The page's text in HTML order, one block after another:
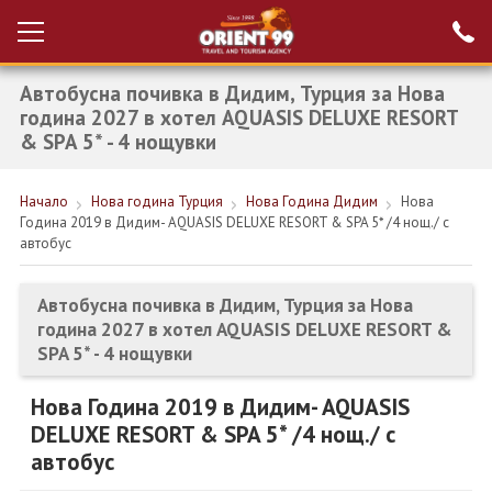
Вход за агенти
Проверка на
резервация
РАННИ ЗАПИСВАНИЯ ТУРЦИЯ
НОВА ГОДИНА ТУРЦИЯ
НОВА ГОДИНА
ПОЧИВКИ
КРУИЗИ
ЕКЗОТИКА
ЕКСКУРЗИИ
Автобусна почивка в Дидим, Турция за Нова
година 2027 в хотел AQUASIS DELUXE RESORT
& SPA 5* - 4 нощувки
Начало Нова година Турция Нова Година Дидим
Нова
Година 2019 в Дидим- AQUASIS DELUXE RESORT & SPA 5* /4 нощ./ с
автобус
Автобусна почивка в Дидим, Турция за Нова
година 2027 в хотел AQUASIS DELUXE RESORT &
SPA 5* - 4 нощувки
Нова Година 2019 в Дидим- AQUASIS
DELUXE RESORT & SPA 5* /4 нощ./ с
автобус